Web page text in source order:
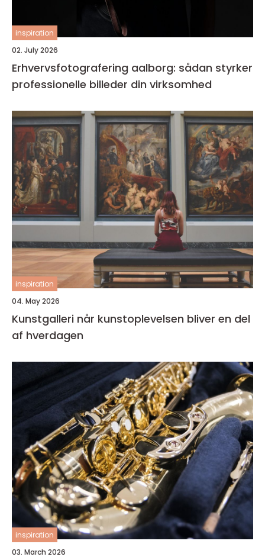
inspiration
02. July 2026
Erhvervsfotografering aalborg: sådan styrker
professionelle billeder din virksomhed
inspiration
04. May 2026
Kunstgalleri når kunstoplevelsen bliver en del
af hverdagen
inspiration
03. March 2026